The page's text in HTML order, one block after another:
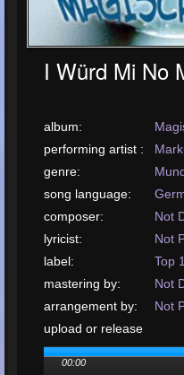
I Würd Mi No
album:
performing artist :
genre:
song language:
composer:
Not
lyricist:
Not
label:
Top
mastering by:
Not
arrangement by:
Not
upload or release
date:
00:00